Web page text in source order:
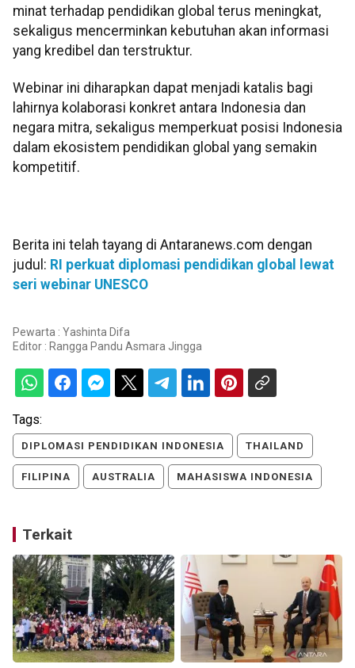
minat terhadap pendidikan global terus meningkat,
sekaligus mencerminkan kebutuhan akan informasi
yang kredibel dan terstruktur.
Webinar ini diharapkan dapat menjadi katalis bagi
lahirnya kolaborasi konkret antara Indonesia dan
negara mitra, sekaligus memperkuat posisi Indonesia
dalam ekosistem pendidikan global yang semakin
kompetitif.
Berita ini telah tayang di Antaranews.com dengan
judul: RI perkuat diplomasi pendidikan global lewat
seri webinar UNESCO
Pewarta : Yashinta Difa
Editor : Rangga Pandu Asmara Jingga
Tags:
DIPLOMASI PENDIDIKAN INDONESIA THAILAND
FILIPINA AUSTRALIA MAHASISWA INDONESIA
Terkait